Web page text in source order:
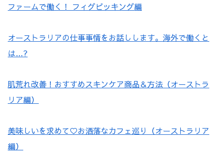
ファームで働く！ フィグピッキング編
オーストラリアの仕事事情をお話しします。海外で働くと
は…?
肌荒れ改善！おすすめスキンケア商品＆方法（オーストラ
リア編）
美味しいを求めて♡お洒落なカフェ巡り（オーストラリア
編）